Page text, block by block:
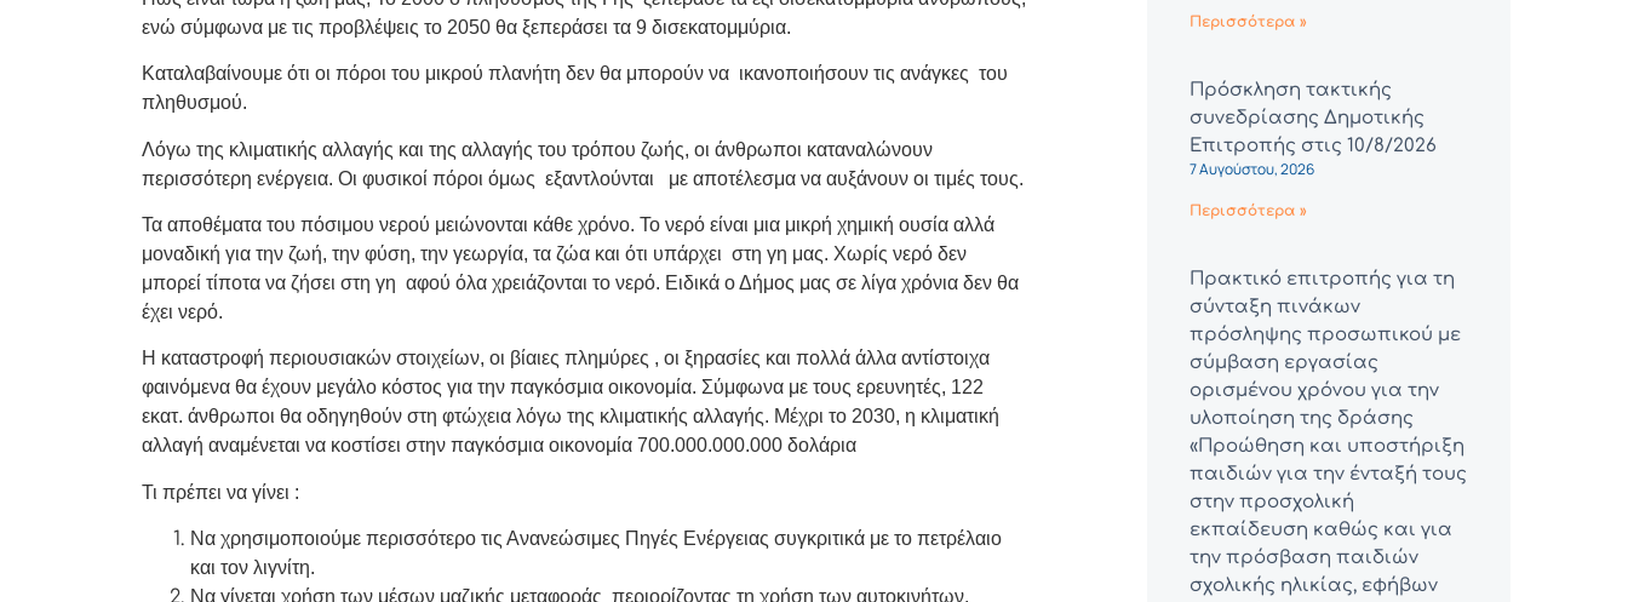
ενώ σύμφωνα με τις προβλέψεις το 2050 θα ξεπεράσει τα 9 δισεκατομμύρια.
Καταλαβαίνουμε ότι οι πόροι του μικρού πλανήτη δεν θα μπορούν να ικανοποιήσουν τις ανάγκες του
πληθυσμού.
Λόγω της κλιματικής αλλαγής και της αλλαγής του τρόπου ζωής, οι άνθρωποι καταναλώνουν
περισσότερη ενέργεια. Οι φυσικοί πόροι όμως εξαντλούνται με αποτέλεσμα να αυξάνουν οι τιμές τους.
Τα αποθέματα του πόσιμου νερού μειώνονται κάθε χρόνο. Το νερό είναι μια μικρή χημική ουσία αλλά
μοναδική για την ζωή, την φύση, την γεωργία, τα ζώα και ότι υπάρχει στη γη μας. Χωρίς νερό δεν
μπορεί τίποτα να ζήσει στη γη αφού όλα χρειάζονται το νερό. Ειδικά ο Δήμος μας σε λίγα χρόνια δεν θα
έχει νερό.
Η καταστροφή περιουσιακών στοιχείων, οι βίαιες πλημύρες , οι ξηρασίες και πολλά άλλα αντίστοιχα
φαινόμενα θα έχουν μεγάλο κόστος για την παγκόσμια οικονομία. Σύμφωνα με τους ερευνητές, 122
εκατ. άνθρωποι θα οδηγηθούν στη φτώχεια λόγω της κλιματικής αλλαγής. Μέχρι το 2030, η κλιματική
αλλαγή αναμένεται να κοστίσει στην παγκόσμια οικονομία 700.000.000.000 δολάρια
Τι πρέπει να γίνει :
Nα χρησιμοποιούμε περισσότερο τις Ανανεώσιμες Πηγές Ενέργειας συγκριτικά με το πετρέλαιο
και τον λιγνίτη.
Να γίνεται χρήση των μέσων μαζικής μεταφοράς περιορίζοντας τη χρήση των αυτοκινήτων.
Περισσότερα »
Πρόσκληση τακτικής
συνεδρίασης Δημοτικής
Επιτροπής στις 10/8/2026
7 Αυγούστου, 2026
Περισσότερα »
Πρακτικό επιτροπής για τη
σύνταξη πινάκων
πρόσληψης προσωπικού με
σύμβαση εργασίας
ορισμένου χρόνου για την
υλοποίηση της δράσης
«Προώθηση και υποστήριξη
παιδιών για την ένταξή τους
στην προσχολική
εκπαίδευση καθώς και για
την πρόσβαση παιδιών
σχολικής ηλικίας, εφήβων